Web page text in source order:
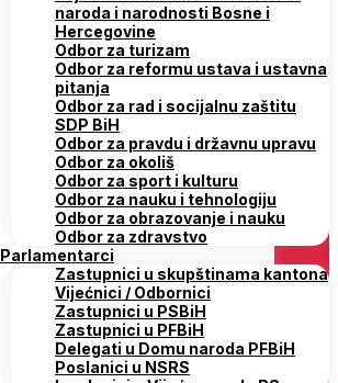
naroda i narodnosti Bosne i
Hercegovine
Odbor za turizam
Odbor za reformu ustava i ustavna
pitanja
Odbor za rad i socijalnu zaštitu
SDP BiH
Odbor za pravdu i državnu upravu
Odbor za okoliš
Odbor za sport i kulturu
Odbor za nauku i tehnologiju
Odbor za obrazovanje i nauku
Odbor za zdravstvo
Parlamentarci
Zastupnici u skupštinama kantona
Vijećnici / Odbornici
Zastupnici u PSBiH
Zastupnici u PFBiH
Delegati u Domu naroda PFBiH
Poslanici u NSRS